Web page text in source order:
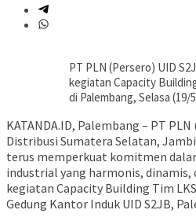
PT PLN (Persero) UID
kegiatan Capacity
di Palembang, Selasa (19/
KATANDA.ID, Palembang – PT
Distribusi Sumatera Selatan,
terus memperkuat komitmen
industrial yang harmonis,
kegiatan Capacity Building Tim
Gedung Kantor Induk UID S2JB,